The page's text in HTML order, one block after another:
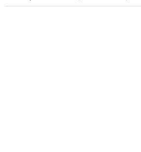
adenosylkobalaminu (20 000 % RHP)...